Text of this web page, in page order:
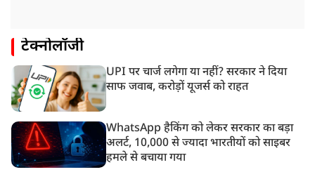
टेक्नोलॉजी
UPI पर चार्ज लगेगा या नहीं? सरकार ने दिया
साफ जवाब, करोड़ों यूजर्स को राहत
WhatsApp हैकिंग को लेकर सरकार का बड़ा
अलर्ट, 10,000 से ज्यादा भारतीयों को साइबर
हमले से बचाया गया